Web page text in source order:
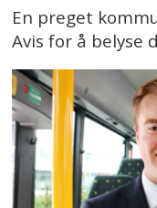
En preget
Avis for å belyse